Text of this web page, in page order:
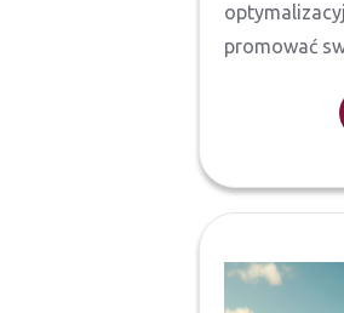
promować